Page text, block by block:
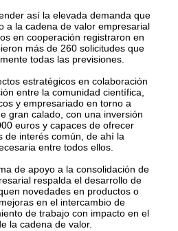
así la elevada demanda que
a la cadena de valor empresarial
en cooperación registraron en
más de 260 solicitudes que
todas las previsiones.
estratégicos en colaboración
entre la comunidad científica,
y empresariado en torno a
gran calado, con una inversión
euros y capaces de ofrecer
de interés común, de ahí la
entre todos ellos.
de apoyo a la consolidación de
respalda el desarrollo de
novedades en productos o
en el intercambio de
de trabajo con impacto en el
la cadena de valor.